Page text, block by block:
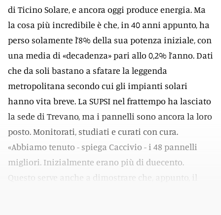
di Ticino Solare, e ancora oggi produce energia. Ma
la cosa più incredibile è che, in 40 anni appunto, ha
perso solamente l’8% della sua potenza iniziale, con
una media di «decadenza» pari allo 0,2% l’anno. Dati
che da soli bastano a sfatare la leggenda
metropolitana secondo cui gli impianti solari
hanno vita breve. La SUPSI nel frattempo ha lasciato
la sede di Trevano, ma i pannelli sono ancora la loro
posto. Monitorati, studiati e curati con cura.
«Abbiamo tenuto - spiega Caccivio - i 48 pannelli
migliori. Inizialmente erano più di duecento.
Questo serve anche a dimostrare che, appunto, il